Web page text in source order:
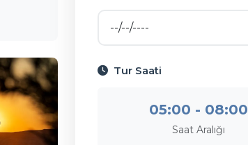
Tur Saati
05:00 - 08:00
Saat Aralığı